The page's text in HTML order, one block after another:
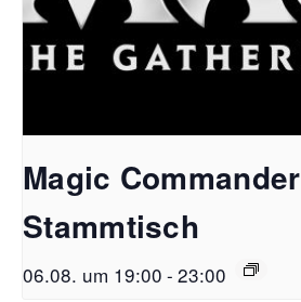
Magic Commander
Stammtisch
06.08. um 19:00 - 23:00